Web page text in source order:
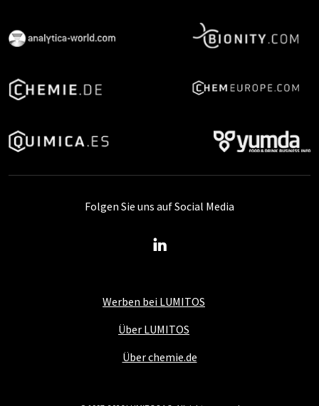
Werben bei LUMITOS
Über LUMITOS
Über chemie.de
Folgen Sie uns auf Social Media